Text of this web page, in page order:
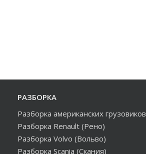
РАЗБОРКА
Разборка американских грузовиков
Разборка Renault (Рено)
Разборка Volvo (Вольво)
Разборка Scania (Скания)